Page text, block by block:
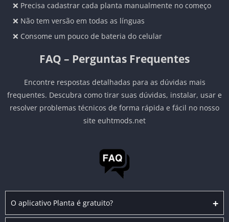
❌ Precisa cadastrar cada planta manualmente no começo
❌ Não tem versão em todas as línguas
❌ Consome um pouco de bateria do celular
FAQ – Perguntas Frequentes
Encontre respostas detalhadas para as dúvidas mais
frequentes. Descubra como tirar suas dúvidas, instalar, usar e
resolver problemas técnicos de forma rápida e fácil no nosso
site euhtmods.net
+
O aplicativo Planta é gratuito?